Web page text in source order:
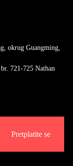
okrug Guangming,
721-725 Nathan
Pretplatite se